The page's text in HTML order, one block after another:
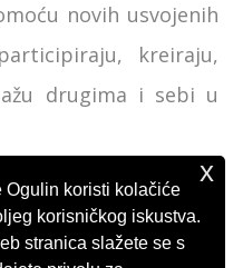
novih usvojenih
kreiraju,
drugima i sebi u
Ogulin koristi kolačiće
korisničkog iskustva.
stranica slažete se s
x